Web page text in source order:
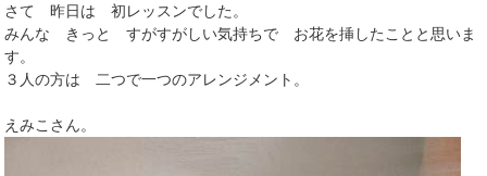
さて 昨日は 初レッスンでした。
みんな きっと すがすがしい気持ちで お花を挿したことと思いま
す。
３人の方は 二つで一つのアレンジメント。
えみこさん。